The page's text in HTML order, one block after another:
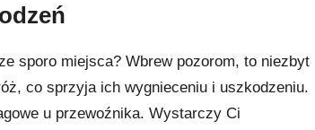
sporo miejsca? Wbrew pozorom, to niezbyt
co sprzyja ich wygnieceniu i uszkodzeniu.
u przewoźnika. Wystarczy Ci